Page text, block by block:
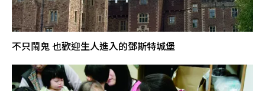
不只鬧鬼 也歡迎生人進入的鄧斯特城堡